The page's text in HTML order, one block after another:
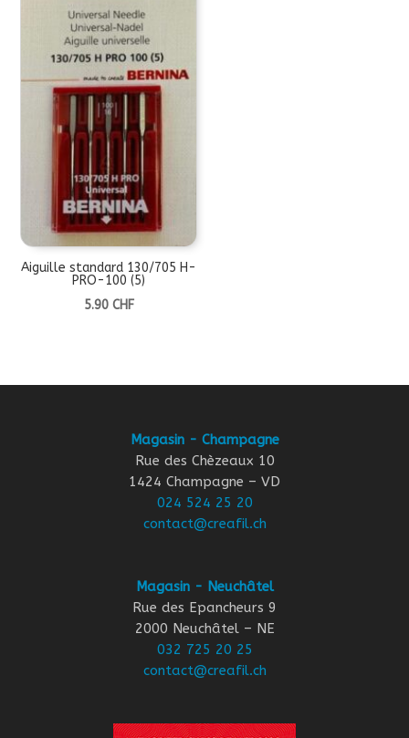
Aiguille standard 130/705 H-
PRO-100 (5)
5.90 CHF
Magasin - Champagne
Rue des Chèzeaux 10
1424 Champagne – VD
024 524 25 20
contact@creafil.ch
Magasin - Neuchâtel
Rue des Epancheurs 9
2000 Neuchâtel – NE
032 725 20 25
contact@creafil.ch